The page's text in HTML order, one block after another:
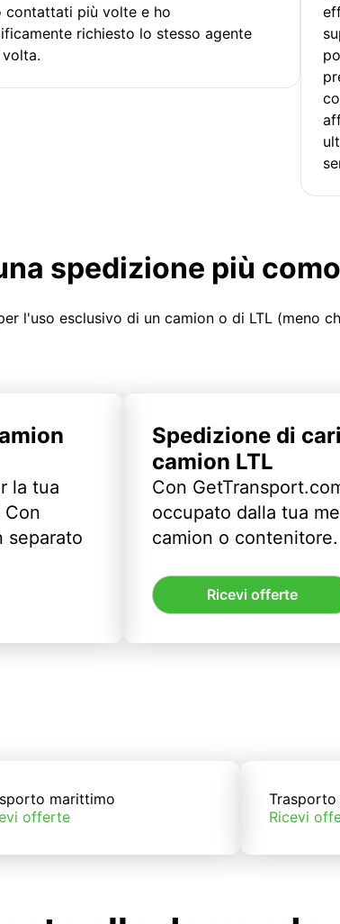
contattati più volte e ho
richiesto lo stesso agente
spedizione più
l'uso esclusivo di un camion o di LTL (meno
la tua
Con
separato
Spedizione di
camion LTL
Con
occupato dalla tua
camion o contenitore.
Ricevi offerte
marittimo
offerte
Trasporto
Ricevi